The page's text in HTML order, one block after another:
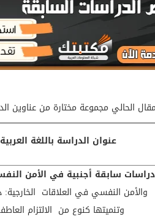
الحالي مجموعة مختارة من عناوين
عنوان الدراسة باللغة العربية
دراسات سابقة أجنبية في الأمن
والأمن النفسي في العلاقات الخارجية:
وتنميتها كنوع من الالتزام